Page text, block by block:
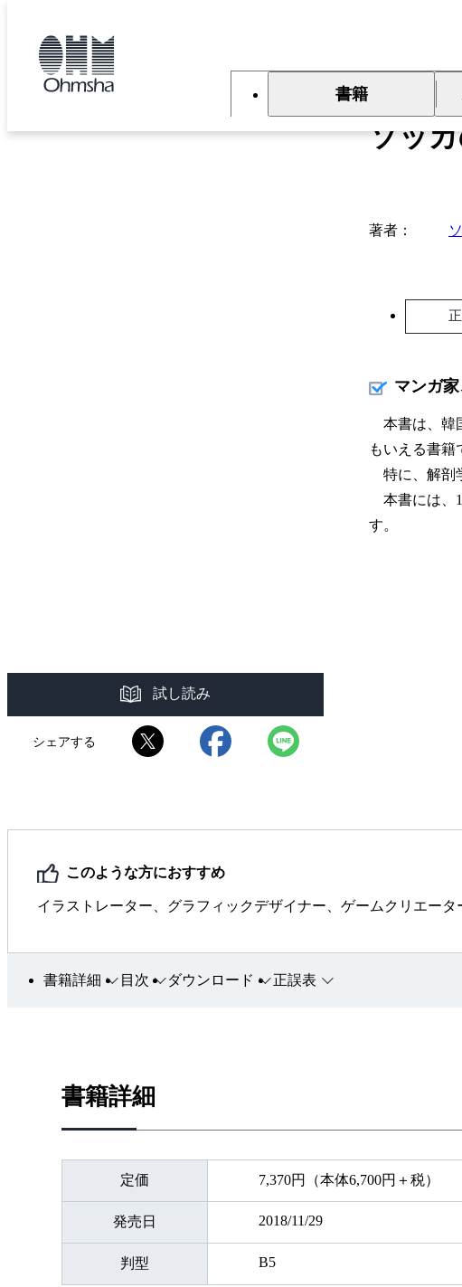
書籍
ベストセ
ソッ
試し読み
シェアする
著者
マンガ
本書は、韓
もいえる書籍
特に、解剖
本書には、1
す。
このような方におすすめ
イラストレーター、グラフィックデザイナー、ゲームクリエー
書籍詳細 目次 ダウンロード 正誤表
書籍詳細
定価 7,370円（本体6,700円＋税）
発売日 2018/11/29
判型 B5